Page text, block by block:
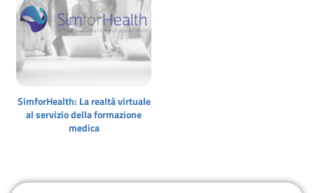
SimforHealth: La realtà virtuale
al servizio della formazione
medica